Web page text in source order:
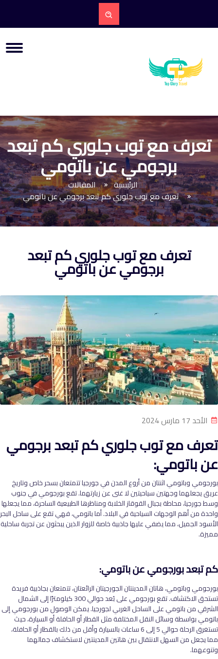
تعرف مع توب جلوري كم تبعد
برجومي عن باتومي
الرئيسية
المقالات
تعرف مع توب جلوري كم تبعد برجومي عن باتومي
تعرف مع توب جلوري كم تبعد
برجومي عن باتومي
الأحد 17 مارس 2024
تعرف مع توب جلوريكم تبعد برجومي
عن باتومي:
بورجومي وباتومي اثنتان من أروع المدن في جورجيا تتمتعان بسحر خاص وتاريخ
عريق يجعلهما وجهتين سياحيتين لا غنى عن زيارتهما. تقع بورجومي في جنوب
وسط جورجيا، محاطة بجبال القوقاز الخلابة ومناظرها الطبيعية الساحرة، مما يجعلها
واحدة من أهم الوجهات السياحية في البلاد.أما باتومي، فهي تقع على ساحل البحر
الأسود الجميل، مما يضفي عليها جاذبية خاصة للزوار الذين يبحثون عن تجربة ساحلية
مميزة.
كم تبعد بورجومي عن باتومي:
بورجومي وباتومي، هاتان المدينتان الجورجيتان الرائعتان، تتمتعان بجاذبية فريدة
تستحق الاكتشاف. تقع بورجومي على بُعد حوالي 300 كيلومترًا إلى الشمال
الشرقي من باتومي على الساحل الغربي لجورجيا. يمكن الوصول من بورجومي إلى
باتومي بواسطة وسائل النقل المختلفة مثل القطار أو الحافلة أو السيارة، حيث
تستغرق الرحلة حوالي 5 إلى 6 ساعات بالسيارة وأقل من ذلك بالقطار أو الحافلة،
مما يجعل من السهل الانتقال بين هاتين المدينتين لاستكشاف جمالهما
وتنوعهما.